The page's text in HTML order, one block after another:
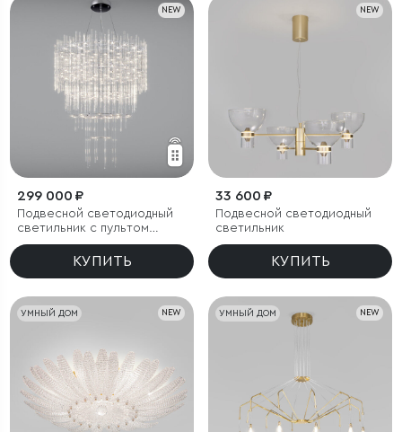
NEW
299 000 ₽
Подвесной светодиодный
светильник с пультом
управления
КУПИТЬ
NEW
33 600 ₽
Подвесной светодиодный
светильник
КУПИТЬ
УМНЫЙ ДОМ NEW УМНЫЙ ДОМ NEW